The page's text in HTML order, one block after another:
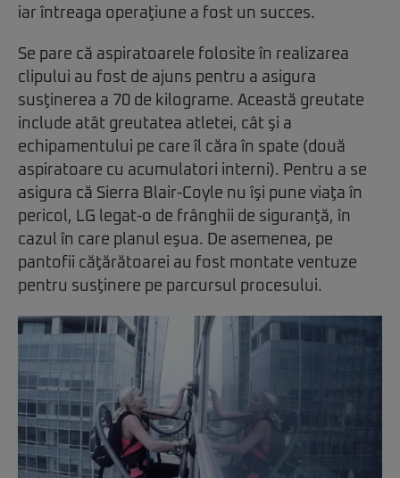
iar întreaga operaţiune a fost un succes.
Se pare că aspiratoarele folosite în realizarea
clipului au fost de ajuns pentru a asigura
susţinerea a 70 de kilograme. Această greutate
include atât greutatea atletei, cât şi a
echipamentului pe care îl căra în spate (două
aspiratoare cu acumulatori interni). Pentru a se
asigura că Sierra Blair-Coyle nu îşi pune viaţa în
pericol, LG legat-o de frânghii de siguranţă, în
cazul în care planul eşua. De asemenea, pe
pantofii căţărătoarei au fost montate ventuze
pentru susţinere pe parcursul procesului.